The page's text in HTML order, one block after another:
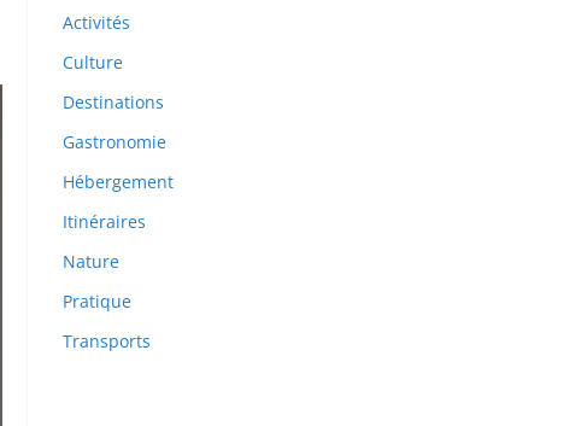
Activités
Culture
Destinations
Gastronomie
Hébergement
Itinéraires
Nature
Pratique
Transports